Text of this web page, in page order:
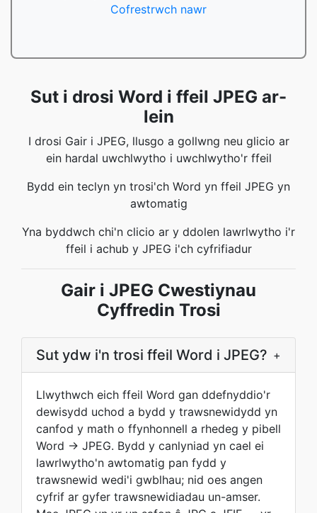
Cofrestrwch nawr
Sut i drosi Word i ffeil JPEG ar-
lein
I drosi Gair i JPEG, llusgo a gollwng neu glicio ar
ein hardal uwchlwytho i uwchlwytho'r ffeil
Bydd ein teclyn yn trosi'ch Word yn ffeil JPEG yn
awtomatig
Yna byddwch chi'n clicio ar y ddolen lawrlwytho i'r
ffeil i achub y JPEG i'ch cyfrifiadur
Gair i JPEG Cwestiynau
Cyffredin Trosi
Sut ydw i'n trosi ffeil Word i JPEG? +
Llwythwch eich ffeil Word gan ddefnyddio'r
dewisydd uchod a bydd y trawsnewidydd yn
canfod y math o ffynhonnell a rhedeg y pibell
Word → JPEG. Bydd y canlyniad yn cael ei
lawrlwytho'n awtomatig pan fydd y
trawsnewid wedi'i gwblhau; nid oes angen
cyfrif ar gyfer trawsnewidiadau un-amser.